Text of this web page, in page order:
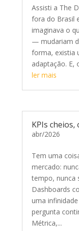
Assisti a The
fora do Brasil
imaginava o
— mudariam
forma, existia
adaptação. E,
ler mais
KPIs cheios,
abr/2026
Tem uma
mercado:
tempo, nunca
Dashboards
uma
pergunta
Métrica,...